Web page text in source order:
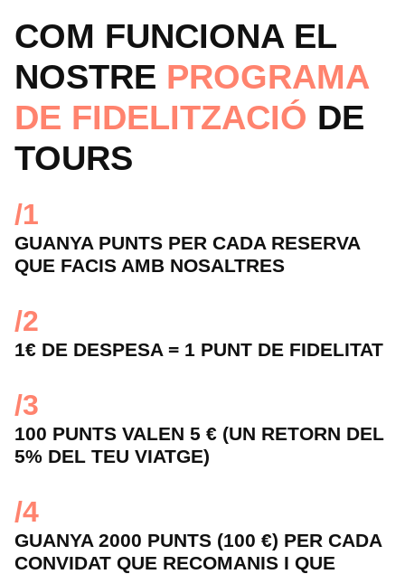
COM FUNCIONA EL
NOSTRE PROGRAMA
DE FIDELITZACIÓ DE
TOURS
/1
GUANYA PUNTS PER CADA RESERVA
QUE FACIS AMB NOSALTRES
/2
1€ DE DESPESA = 1 PUNT DE FIDELITAT
/3
100 PUNTS VALEN 5 € (UN RETORN DEL
5% DEL TEU VIATGE)
/4
GUANYA 2000 PUNTS (100 €) PER CADA
CONVIDAT QUE RECOMANIS I QUE